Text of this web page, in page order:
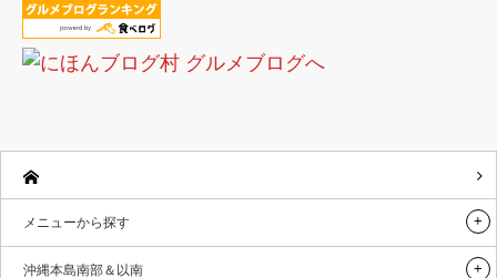
メニューから探す
沖縄本島南部＆以南